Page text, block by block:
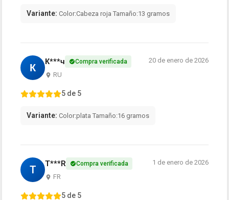
Variante: Color:Cabeza roja Tamaño:13 gramos
К К***ч Compra verificada
RU
20 de enero de 2026
5 de 5
Variante: Color:plata Tamaño:16 gramos
T T***R Compra verificada
FR
1 de enero de 2026
5 de 5